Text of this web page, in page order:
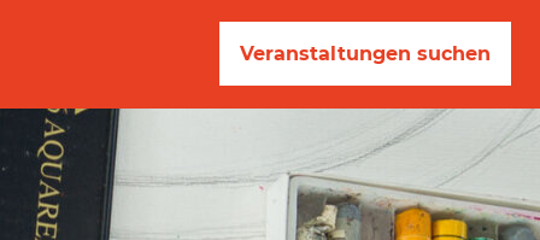
Veranstaltungen suchen